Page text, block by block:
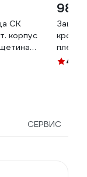
СК
корпус
989
4.5
СЕРВИС